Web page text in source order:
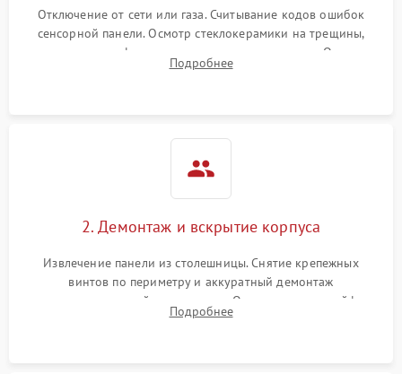
Отключение от сети или газа. Считывание кодов ошибок
сенсорной панели. Осмотр стеклокерамики на трещины,
проверка конфорок на равномерность нагрева. Опрос
клиента о симптомах (не включается, не видит посуду,
Подробнее
2. Демонтаж и вскрытие корпуса
Извлечение панели из столешницы. Снятие крепежных
винтов по периметру и аккуратный демонтаж
стеклокерамической поверхности. Отсоединение шлейфов
сенсорного блока для доступа к силовым платам, катушкам
Подробнее